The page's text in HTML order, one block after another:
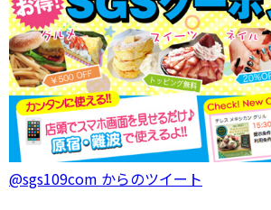
@sgs109com からのツイート